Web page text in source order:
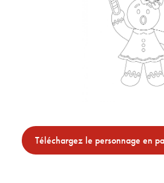
Téléchargez le personnage en